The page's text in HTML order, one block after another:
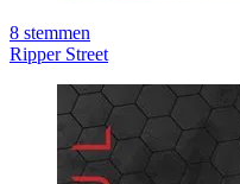
8 stemmen
Ripper Street